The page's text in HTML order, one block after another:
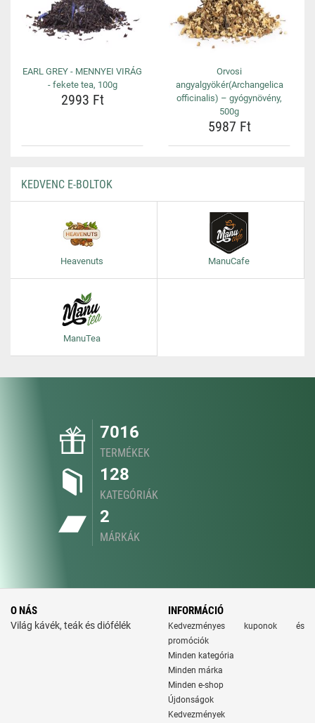
EARL GREY - MENNYEI VIRÁG
- fekete tea, 100g
2993 Ft
Orvosi
angyalgyökér(Archangelica
officinalis) – gyógynövény,
500g
5987 Ft
KEDVENC E-BOLTOK
Heavenuts ManuCafe
ManuTea
7016
TERMÉKEK
128
KATEGÓRIÁK
2
MÁRKÁK
O NÁS
Világ kávék, teák és diófélék
INFORMÁCIÓ
Kedvezményes kuponok és
promóciók
Minden kategória
Minden márka
Minden e-shop
Újdonságok
Kedvezmények